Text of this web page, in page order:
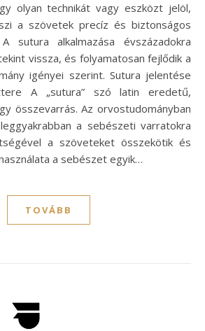
olyan technikát vagy eszközt jelöl,
a szövetek precíz és biztonságos
sutura alkalmazása évszázadokra
vissza, és folyamatosan fejlődik a
igényei szerint. Sutura jelentése
A „sutura” szó latin eredetű,
összevarrás. Az orvostudományban
a sebészeti varratokra
a szöveteket összekötik és
a sebészet egyik…
TOVÁBB